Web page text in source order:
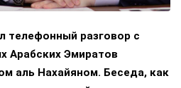
телефонный разговор с
Арабских Эмиратов
аль Нахайяном. Беседа, как